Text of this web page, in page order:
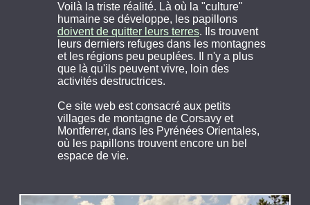
Voilà la triste réalité. Là où la "culture"
humaine se développe, les papillons
doivent de quitter leurs terres. Ils trouvent
leurs derniers refuges dans les montagnes
et les régions peu peuplées. Il n'y a plus
que là qu'ils peuvent vivre, loin des
activités destructrices.
Ce site web est consacré aux petits
villages de montagne de Corsavy et
Montferrer, dans les Pyrénées Orientales,
où les papillons trouvent encore un bel
espace de vie.